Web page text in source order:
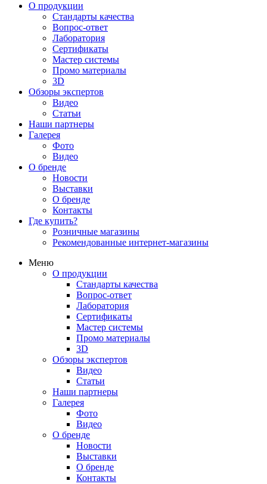
О продукции
Стандарты качества
Вопрос-ответ
Лаборатория
Сертификаты
Мастер системы
Промо материалы
3D
Обзоры экспертов
Видео
Статьи
Наши партнеры
Галерея
Фото
Видео
О бренде
Новости
Выставки
О бренде
Контакты
Где купить?
Розничные магазины
Рекомендованные интернет-магазины
Меню
О продукции
Стандарты качества
Вопрос-ответ
Лаборатория
Сертификаты
Мастер системы
Промо материалы
3D
Обзоры экспертов
Видео
Статьи
Наши партнеры
Галерея
Фото
Видео
О бренде
Новости
Выставки
О бренде
Контакты